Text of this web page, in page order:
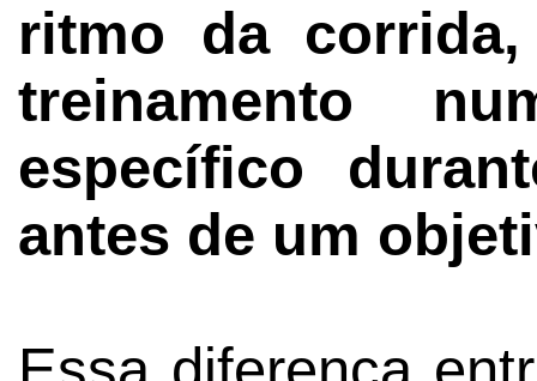
ritmo da
treinamento
específico
antes de um